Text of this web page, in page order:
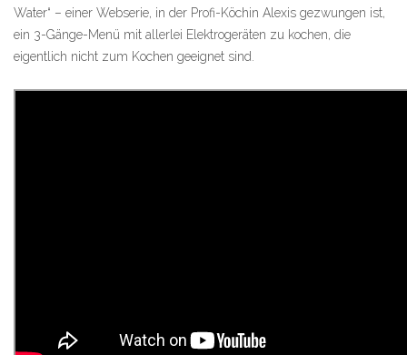
Water“ – einer Webserie, in der Profi-Köchin Alexis gezwungen ist,
ein 3-Gänge-Menü mit allerlei Elektrogeräten zu kochen, die
eigentlich nicht zum Kochen geeignet sind.